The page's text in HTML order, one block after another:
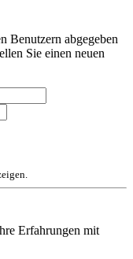
Benutzern abgegeben
Sie einen neuen
Erfahrungen mit